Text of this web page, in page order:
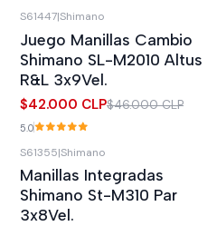
OFF
Agotado
S61447|Shimano
Juego Manillas Cambio
Shimano SL-M2010 Altus
R&L 3x9Vel.
$42.000 CLP$46.000 CLP
5.0
-18%OFF
Agotado
S61355|Shimano
Manillas Integradas
Shimano St-M310 Par
3x8Vel.